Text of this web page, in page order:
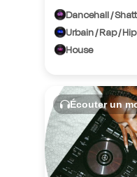
Dancehall /
Urbain / Rap /
House
Écouter un